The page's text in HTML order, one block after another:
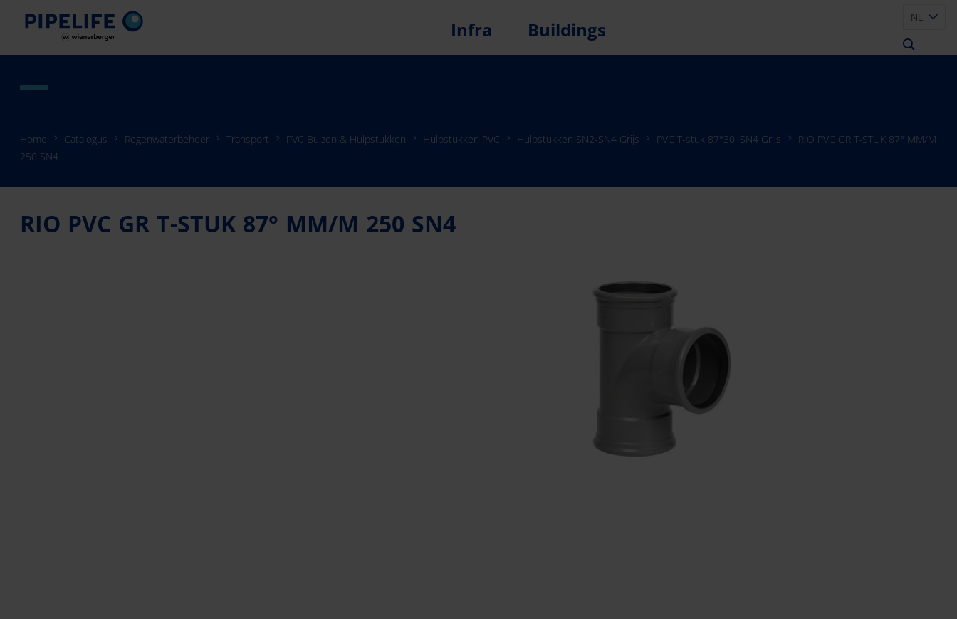
Infra Buildings
NL
Home Catalogus Regenwaterbeheer Transport PVC Buizen & Hulpstukken Hulpstukken PVC Hulpstukken SN2-SN4 Grijs PVC T-stuk 87°30' SN4 Grijs
RIO PVC GR T-STUK 87° MM/M
250 SN4
RIO PVC GR T-STUK 87° MM/M 250 SN4